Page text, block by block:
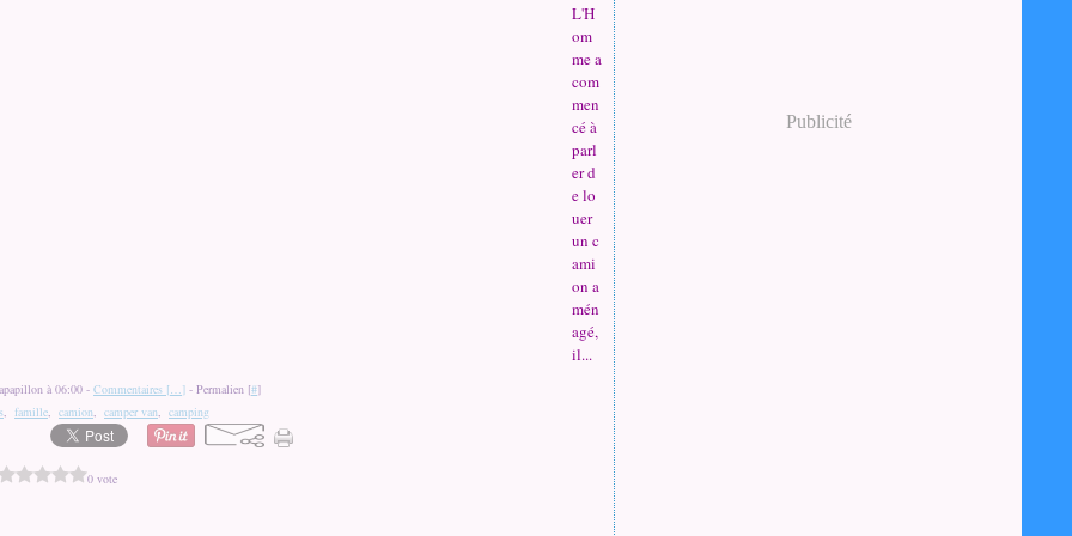
L'H
om
me a
com
men
cé à
parl
er d
e lo
uer
un c
ami
on a
mén
agé,
il...
à 06:00 - Commentaires […] - Permalien [#]
, famille, camion, camper van, camping
0 vote
Publicité